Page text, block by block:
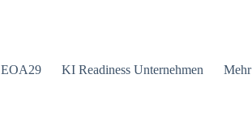
EOA29 KI Readiness Unternehmen Mehr